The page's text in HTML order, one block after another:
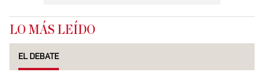
LO MÁS LEÍDO
EL DEBATE